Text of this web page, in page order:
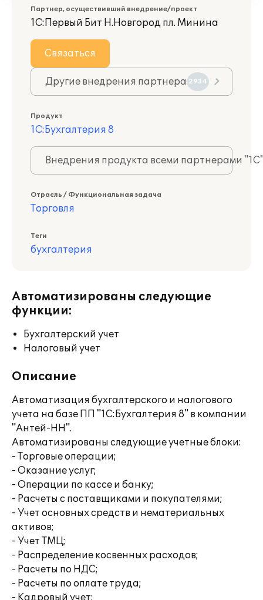
Партнер, осуществивший внедрение/проект
1С:Первый Бит Н.Новгород пл. Минина
Связаться
Другие внедрения партнера 2934
Продукт
1С:Бухгалтерия 8
Внедрения продукта всеми партнерами
Отрасль / Функциональная задача
Торговля
Теги
бухгалтерия
Автоматизированы следующие
функции:
Бухгалтерский учет
Налоговый учет
Описание
Автоматизация бухгалтерского и налогового
учета на базе ПП "1С:Бухгалтерия 8" в компании
"Антей-НН".
Автоматизированы следующие учетные блоки:
- Торговые операции;
- Оказание услуг;
- Операции по кассе и банку;
- Расчеты с поставщиками и покупателями;
- Учет основных средств и нематериальных
активов;
- Учет ТМЦ;
- Распределение косвенных расходов;
- Расчеты по НДС;
- Расчеты по оплате труда;
- Кадровый учет;